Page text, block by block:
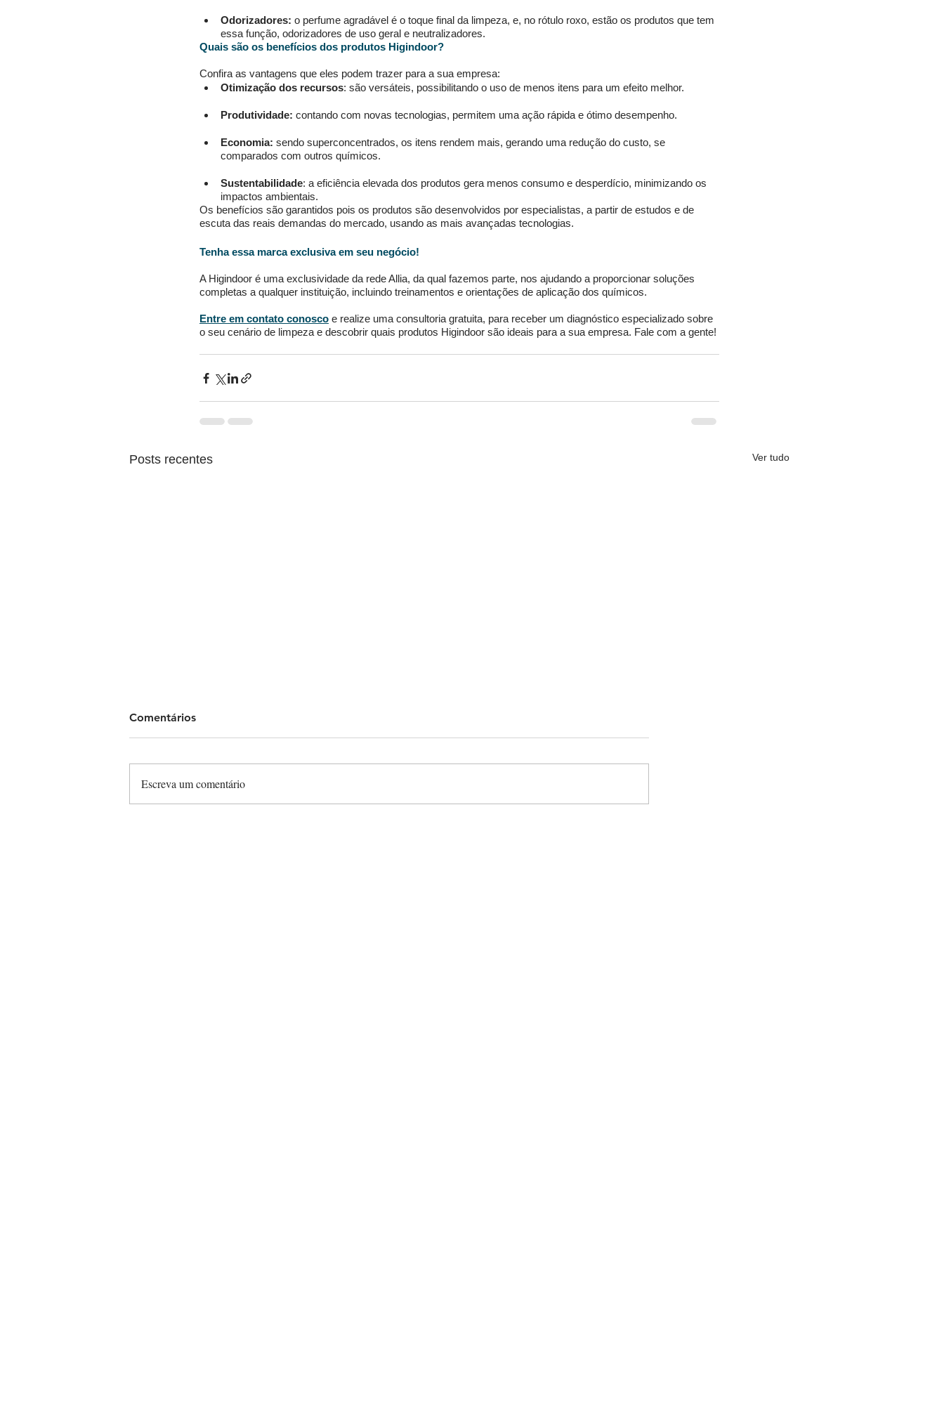
Odorizadores: o perfume agradável é o toque final da limpeza, e, no rótulo roxo, estão os produtos que tem
essa função, odorizadores de uso geral e neutralizadores.
Quais são os benefícios dos produtos Higindoor?
Confira as vantagens que eles podem trazer para a sua empresa:
Otimização dos recursos: são versáteis, possibilitando o uso de menos itens para um efeito melhor.
Produtividade: contando com novas tecnologias, permitem uma ação rápida e ótimo desempenho.
Economia: sendo superconcentrados, os itens rendem mais, gerando uma redução do custo, se
comparados com outros químicos.
Sustentabilidade: a eficiência elevada dos produtos gera menos consumo e desperdício, minimizando os
impactos ambientais.
Os benefícios são garantidos pois os produtos são desenvolvidos por especialistas, a partir de estudos e de
escuta das reais demandas do mercado, usando as mais avançadas tecnologias.
Tenha essa marca exclusiva em seu negócio!
A Higindoor é uma exclusividade da rede Allia, da qual fazemos parte, nos ajudando a proporcionar soluções
completas a qualquer instituição, incluindo treinamentos e orientações de aplicação dos químicos.
Entre em contato conosco e realize uma consultoria gratuita, para receber um diagnóstico especializado sobre
o seu cenário de limpeza e descobrir quais produtos Higindoor são ideais para a sua empresa. Fale com a gente!
Posts recentes Ver tudo
Comentários
Escreva um comentário